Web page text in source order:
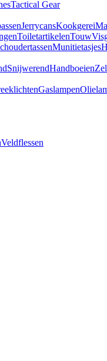
Tactical Gear
JerrycansKookgerei
ToiletartikelenTouw
Munitietasjes
SnijwerendHandboeien
Gaslampen
Veldflessen